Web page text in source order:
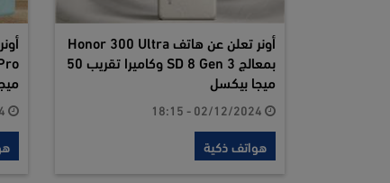
أونر تعلن عن هاتف Honor 300 Ultra
بمعالج SD 8 Gen 3 وكاميرا تقريب 50
ميجا بيكسل
هواتف ذكية